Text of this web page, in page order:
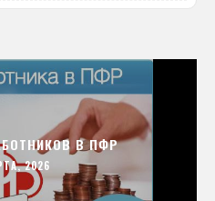
В ПФР
2026